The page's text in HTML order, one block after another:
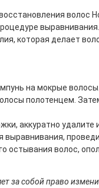
волос
которая делает
на мокрые
полотенцем.
аккуратно
остывания волос,
за собой право